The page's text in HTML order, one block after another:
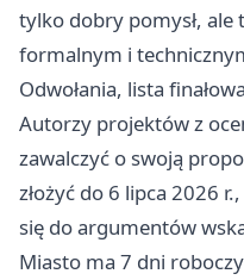
tylko dobry pomysł, ale
formalnym i
Odwołania, lista
Autorzy projektów z
zawalczyć o swoją
złożyć do 6 lipca 2026
się do argumentów
Miasto ma 7 dni